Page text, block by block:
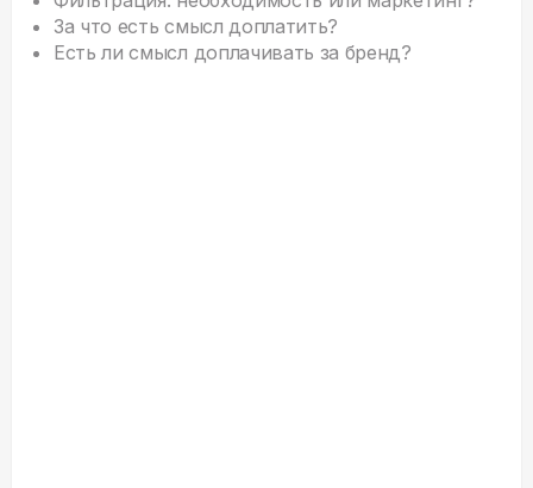
За что есть смысл доплатить?
Есть ли смысл доплачивать за бренд?